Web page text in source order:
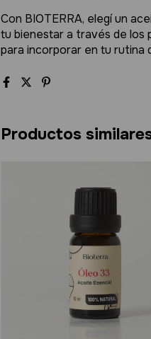
Con BIOTERRA, elegí un
tu bienestar a través de los
para incorporar en tu rutina
Productos